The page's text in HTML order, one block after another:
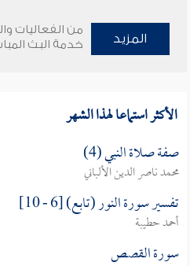
المزيد
من الفعاليات
خدمة البث
الأكثر استماعا لهذا الشهر
صفة صلاة النبي (4)
محمد ناصر الدين الألباني
تفسير سورة النور (تابع) [6 - 10]
أحمد حطيبة
سورة القصص